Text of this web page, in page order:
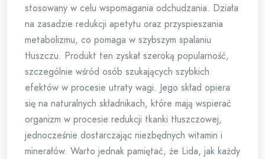
stosowany w celu wspomagania odchudzania. Działa
na zasadzie redukcji apetytu oraz przyspieszania
metabolizmu, co pomaga w szybszym spalaniu
tłuszczu. Produkt ten zyskał szeroką popularność,
szczególnie wśród osób szukających szybkich
efektów w procesie utraty wagi. Jego skład opiera
się na naturalnych składnikach, które mają wspierać
organizm w procesie redukcji tkanki tłuszczowej,
jednocześnie dostarczając niezbędnych witamin i
minerałów. Warto jednak pamiętać, że Lida, jak każdy